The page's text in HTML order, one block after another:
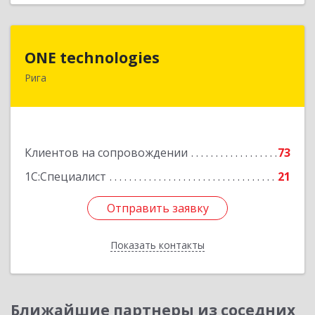
ONE technologies
Рига
Клиентов на сопровождении
73
1С:Специалист
21
Отправить заявку
Показать контакты
Отправить заявку
Назад
Ближайшие партнеры из соседних